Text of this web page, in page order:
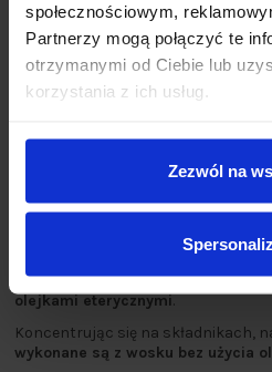
społecznościowym,
Partnerzy mogą połączyć te
otrzymanymi od Ciebie lub
korzystania z ich usług.
Zezwól na
Nuty zapachowe
piżmo
Świece zapachowe Glade zostały
blaskiem. Stworzone przez
olejkami eterycznymi.
Koncentrując się na składnikach,
wykonane są z wosku bez użycia